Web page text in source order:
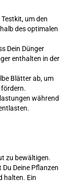
um den
des optimalen
Dein Dünger
enthalten in der
Blätter ab, um
während
zu bewältigen.
Deine Pflanzen
halten. Ein